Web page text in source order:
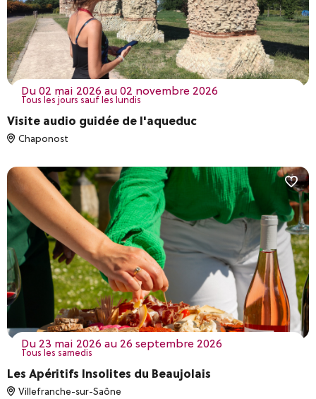
Tous les jours sauf les lundis
du 02 mai 2026 au 02 novembre 2026
Visite audio guidée de l'aqueduc
Chaponost
Tous les samedis
du 23 mai 2026 au 26 septembre 2026
Les Apéritifs Insolites du Beaujolais
Villefranche-sur-Saône